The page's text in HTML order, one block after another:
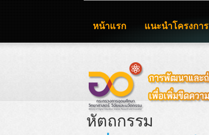
หน้าแรก แนะนำโครงการ
หัตถกรรม